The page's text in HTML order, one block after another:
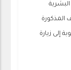
المذكورة
إلى زيارة